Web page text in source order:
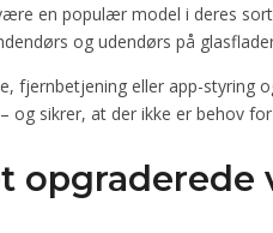
en populær model i deres
og udendørs på
fjernbetjening eller app-styring
og sikrer, at der ikke er behov
opgraderede